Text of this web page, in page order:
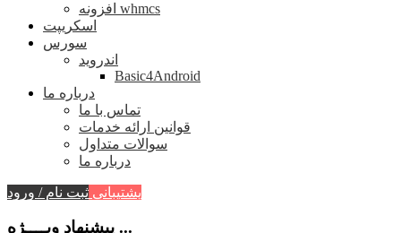
افزونه whmcs
اسکریپت
سورس
اندروید
Basic4Android
درباره ما
تماس با ما
قوانین ارائه خدمات
سوالات متداول
درباره ما
پشتیبانی ثبت نام / ورود
پیشنهاد ویــــژه ...